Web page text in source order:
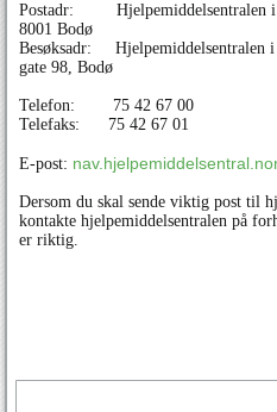
Postadr: Hjelpemiddelsentralen i
8001 Bodø
Besøksadr: Hjelpemiddelsentralen
gate 98, Bodø
Telefon: 75 42 67 00
Telefaks: 75 42 67 01
E-post:
Dersom du skal sende viktig post til
kontakte hjelpemiddelsentralen på
er riktig.